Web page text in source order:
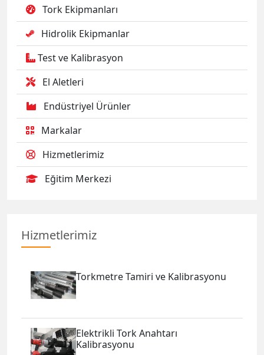
Tork Ekipmanları
Hidrolik Ekipmanlar
Test ve Kalibrasyon
El Aletleri
Endüstriyel Ürünler
Markalar
Hizmetlerimiz
Eğitim Merkezi
Hizmetlerimiz
Torkmetre Tamiri ve Kalibrasyonu
Elektrikli Tork Anahtarı
Kalibrasyonu